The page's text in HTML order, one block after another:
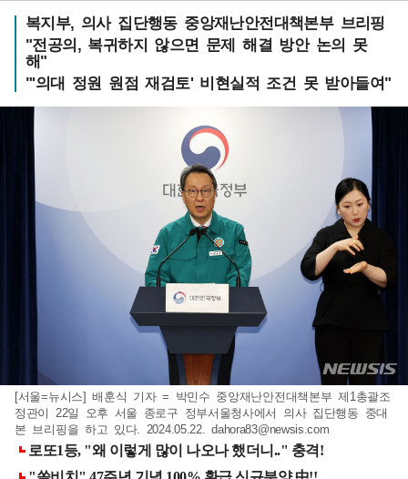
복지부, 의사 집단행동 중앙재난안전대책본부 브리핑
"전공의, 복귀하지 않으면 문제 해결 방안 논의 못
해"
"'의대 정원 원점 재검토' 비현실적 조건 못 받아들여"
[서울=뉴시스] 배훈식 기자 = 박민수 중앙재난안전대책본부 제1총괄조
정관이 22일 오후 서울 종로구 정부서울청사에서 의사 집단행동 중대
본 브리핑을 하고 있다. 2024.05.22.dahora83@newsis.com